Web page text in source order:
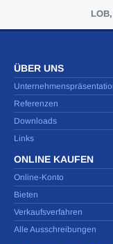
ÜBER UNS
Referenzen
Downloads
Links
ONLINE KAUFEN
Online-Konto
Bieten
Verkaufsverfahren
Alle Ausschreibungen